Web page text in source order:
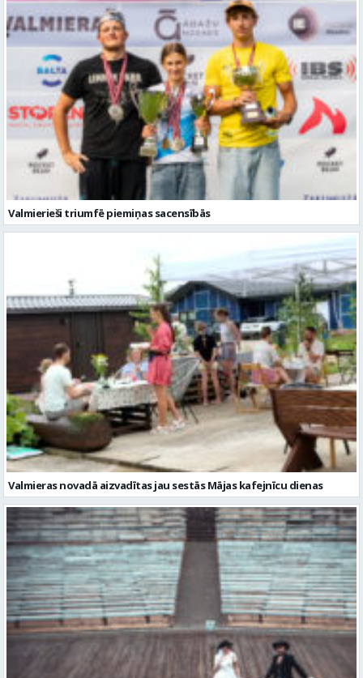
Valmierieši triumfē piemiņas sacensībās
Valmieras novadā aizvadītas jau sestās Mājas kafejnīcu dienas